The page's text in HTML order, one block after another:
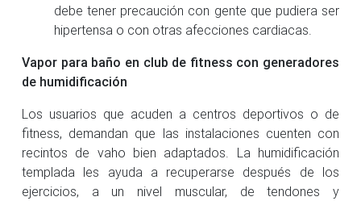
debe tener precaución con gente que pudiera ser
hipertensa o con otras afecciones cardiacas.
Vapor para baño en club de fitness con generadores
de humidificación
Los usuarios que acuden a centros deportivos o de
fitness, demandan que las instalaciones cuenten con
recintos de vaho bien adaptados. La humidificación
templada les ayuda a recuperarse después de los
ejercicios, a un nivel muscular, de tendones y